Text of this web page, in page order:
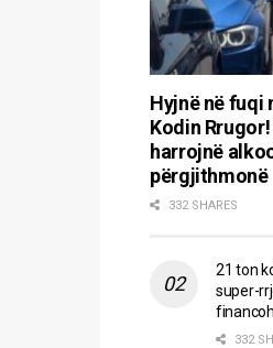
Hyjnë në fuqi
Kodin
harrojnë
përgjithmonë
332 SHARES
21 ton
super-
332